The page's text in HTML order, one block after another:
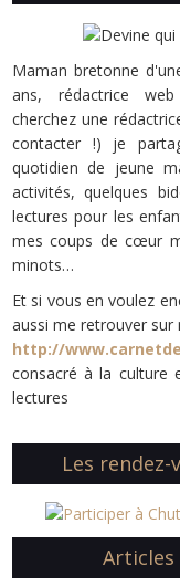
Maman bretonne
ans, rédactrice
cherchez une
contacter !) je
quotidien de jeune
activités, quelques
lectures pour les
mes coups de cœur
minots…
Et si vous en voulez
aussi me retrouver sur
http://
consacré à la culture
lectures
Les
Articles